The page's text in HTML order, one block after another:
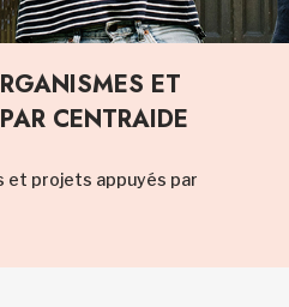
ET
CENTRAIDE
et projets appuyés par